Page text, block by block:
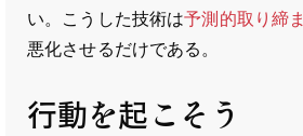
い。こうした技術は予測的取り締
悪化させるだけである。
行動を起こそう